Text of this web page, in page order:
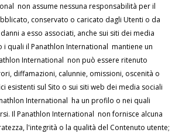
non assume nessuna responsabilità per il
conservato o caricato dagli Utenti o da
a esso associati, anche sui siti dei media
i quali il Panathlon International mantiene un
International non può essere ritenuto
diffamazioni, calunnie, omissioni, oscenità o
esistenti sul Sito o sui siti web dei media sociali
International ha un profilo o nei quali
Il Panathlon International non fornisce alcuna
l'integrità o la qualità del Contenuto utente;